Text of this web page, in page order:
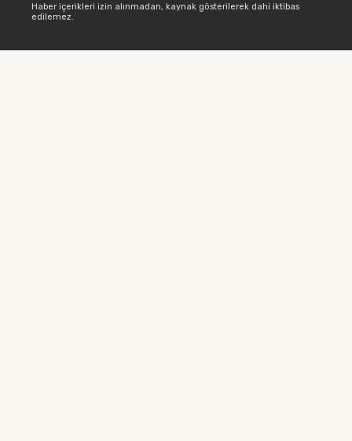
Haber içerikleri izin alınmadan, kaynak gösterilerek dahi iktibas
edilemez.